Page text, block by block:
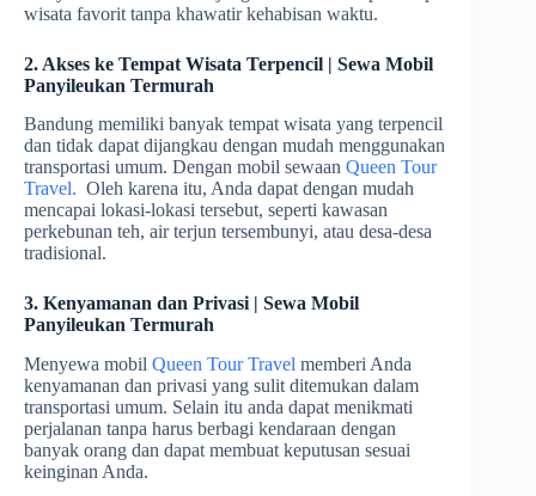
wisata favorit tanpa khawatir kehabisan waktu.
2. Akses ke Tempat Wisata Terpencil | Sewa Mobil
Panyileukan Termurah
Bandung memiliki banyak tempat wisata yang terpencil
dan tidak dapat dijangkau dengan mudah menggunakan
transportasi umum. Dengan mobil sewaan Queen Tour
Travel. Oleh karena itu, Anda dapat dengan mudah
mencapai lokasi-lokasi tersebut, seperti kawasan
perkebunan teh, air terjun tersembunyi, atau desa-desa
tradisional.
3. Kenyamanan dan Privasi | Sewa Mobil
Panyileukan Termurah
Menyewa mobil Queen Tour Travel memberi Anda
kenyamanan dan privasi yang sulit ditemukan dalam
transportasi umum. Selain itu anda dapat menikmati
perjalanan tanpa harus berbagi kendaraan dengan
banyak orang dan dapat membuat keputusan sesuai
keinginan Anda.